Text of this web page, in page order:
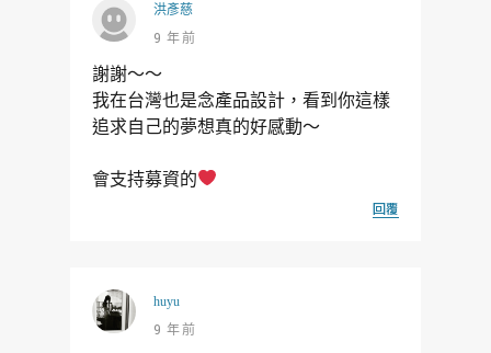
洪彥慈
9 年前
謝謝～～
我在台灣也是念產品設計，看到你這樣
追求自己的夢想真的好感動～
會支持募資的
回覆
huyu
9 年前